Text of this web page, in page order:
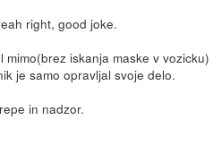
right, good joke.
iskanja maske v vozicku)
je samo opravljal svoje delo.
in nadzor.